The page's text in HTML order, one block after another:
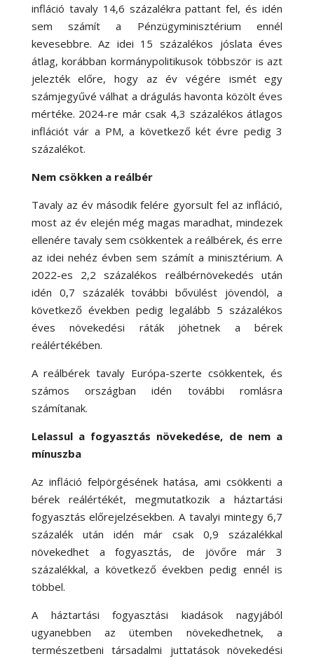
infláció tavaly 14,6 százalékra pattant fel, és idén
sem számít a Pénzügyminisztérium ennél
kevesebbre. Az idei 15 százalékos jóslata éves
átlag, korábban kormánypolitikusok többször is azt
jelezték előre, hogy az év végére ismét egy
számjegyűvé válhat a drágulás havonta közölt éves
mértéke. 2024-re már csak 4,3 százalékos átlagos
inflációt vár a PM, a következő két évre pedig 3
százalékot.
Nem csökken a reálbér
Tavaly az év második felére gyorsult fel az infláció,
most az év elején még magas maradhat, mindezek
ellenére tavaly sem csökkentek a reálbérek, és erre
az idei nehéz évben sem számít a minisztérium. A
2022-es 2,2 százalékos reálbérnövekedés után
idén 0,7 százalék további bővülést jövendöl, a
következő években pedig legalább 5 százalékos
éves növekedési ráták jöhetnek a bérek
reálértékében.
A reálbérek tavaly Európa-szerte csökkentek, és
számos országban idén további romlásra
számítanak.
Lelassul a fogyasztás növekedése, de nem a
mínuszba
Az infláció felpörgésének hatása, ami csökkenti a
bérek reálértékét, megmutatkozik a háztartási
fogyasztás előrejelzésekben. A tavalyi mintegy 6,7
százalék után idén már csak 0,9 százalékkal
növekedhet a fogyasztás, de jövőre már 3
százalékkal, a következő években pedig ennél is
többel.
A háztartási fogyasztási kiadások nagyjából
ugyanebben az ütemben növekedhetnek, a
természetbeni társadalmi juttatások növekedési